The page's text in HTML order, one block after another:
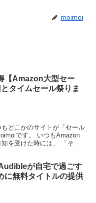
moimoi
【Amazon大型セー
タイムセール祭りま
どこかのサイトが「セール
です。 いつもAmazon
を受けた時には、 「それ
が自宅で過ごす
に無料タイトルの提供